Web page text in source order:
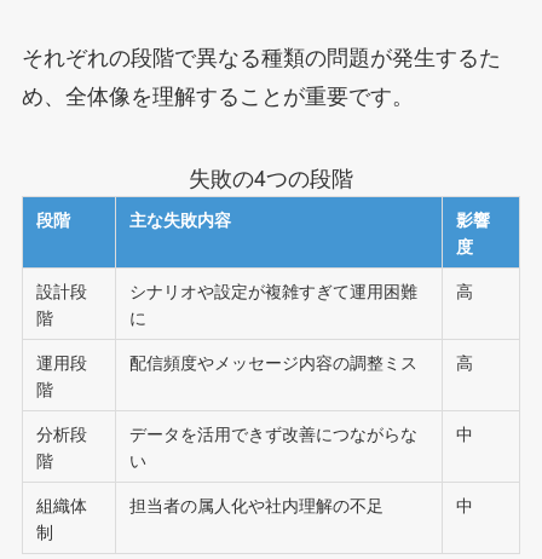
それぞれの段階で異なる種類の問題が発生するた
め、全体像を理解することが重要です。
失敗の4つの段階
段階 主な失敗内容
影響
度
設計段
階
シナリオや設定が複雑すぎて運用困難
に
高
運用段
階
配信頻度やメッセージ内容の調整ミス 高
分析段
階
データを活用できず改善につながらな
い
中
組織体
制
担当者の属人化や社内理解の不足 中